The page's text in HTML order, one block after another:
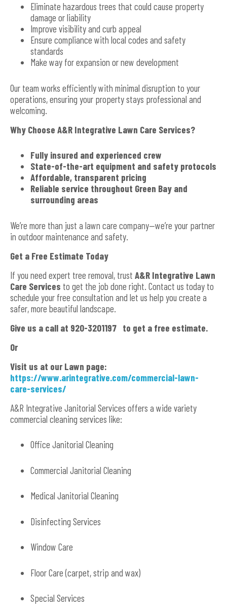
Eliminate hazardous trees that could cause property
damage or liability
Improve visibility and curb appeal
Ensure compliance with local codes and safety
standards
Make way for expansion or new development
Our team works efficiently with minimal disruption to your
operations, ensuring your property stays professional and
welcoming.
Why Choose A&R Integrative Lawn Care Services?
Fully insured and experienced crew
State-of-the-art equipment and safety protocols
Affordable, transparent pricing
Reliable service throughout Green Bay and
surrounding areas
We’re more than just a lawn care company—we’re your partner
in outdoor maintenance and safety.
Get a Free Estimate Today
If you need expert tree removal, trust A&R Integrative Lawn
Care Services to get the job done right. Contact us today to
schedule your free consultation and let us help you create a
safer, more beautiful landscape.
Give us a call at 920-3201197 to get a free estimate.
Or
Visit us at our Lawn page:
https://www.arintegrative.com/commercial-lawn-
care-services/
A&R Integrative Janitorial Services offers a wide variety
commercial cleaning services like:
Office Janitorial Cleaning
Commercial Janitorial Cleaning
Medical Janitorial Cleaning
Disinfecting Services
Window Care
Floor Care (carpet, strip and wax)
Special Services